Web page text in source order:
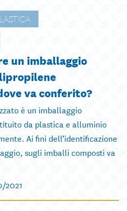
un imballaggio
va conferito?
è un imballaggio
da plastica e alluminio
Ai fini dell’identificazione
sugli imballi composti va
2021